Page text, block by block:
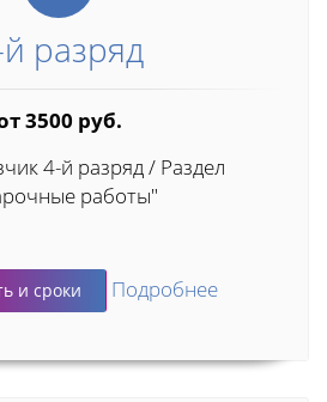
разряд
3500 руб.
4-й разряд / Раздел
работы"
и сроки Подробнее